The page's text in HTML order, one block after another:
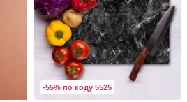
-55% по коду 5525